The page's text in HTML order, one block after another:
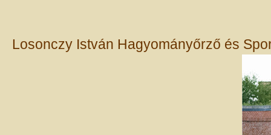
Losonczy István Hagyományőrző és